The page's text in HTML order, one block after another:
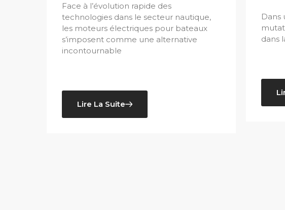
Face à l’évolution rapide des
technologies dans le secteur nautique,
les moteurs électriques pour bateaux
s’imposent comme une alternative
incontournable
Lire La Suite
Dans
dans